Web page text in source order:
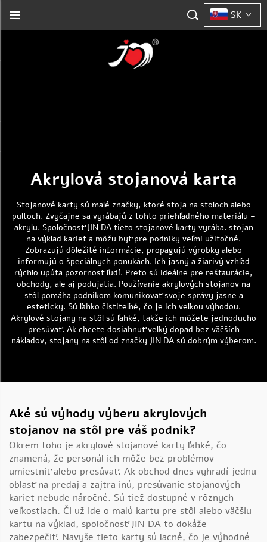
SK
Akrylová stojanová karta
Stojanové karty sú malé značky, ktoré stoja na stoloch alebo
pultoch. Zvyčajne sa vyrábajú z tohto priehľadného materiálu –
akrylu. Spoločnosť JIN DA tieto stojanové karty vyrába. stojan
na výklad kariet a môžu byť pre podniky veľmi užitočné.
Zobrazujú dôležité informácie, propagujú výrobky alebo
informujú o špeciálnych ponukách. Ich jasný a žiarivý vzhľad
rýchlo upúta pozornosť ľudí. Preto sú ideálne pre reštaurácie,
obchody, ale aj podujatia. Používanie akrylových stojanov na
stôl pomáha podnikom komunikovať svoje správy jasne a
esteticky. Sú ľahko čistiteľné, čo je ich veľkou výhodou.
Akrylové stojany na stôl sú ľahké, takže ich môžete jednoducho
presúvať. Ak chcete dosiahnuť veľký dopad bez väčších
nákladov, stojany na stôl od značky JIN DA sú dobrým výberom.
Aké sú výhody výberu akrylových
stojanov na stôl pre váš podnik?
Okrem toho je akrylové stojanové karty ľahké, čo
znamená, že personál ich môže bez problémov
umiestniť alebo presúvať. Ak obchod dnes vyhradí jednu
oblasť na predaj a zajtra inú, presúvanie stojanových
kariet nebude náročné. Sú tiež dostupné v rôznych
veľkostiach. Či už ide o malú kartu pre stôl alebo väčšiu
kartu na výklad, spoločnosť JIN DA to dokáže
zabezpečiť. Navyše tieto karty sú lacné, čo je výhodné